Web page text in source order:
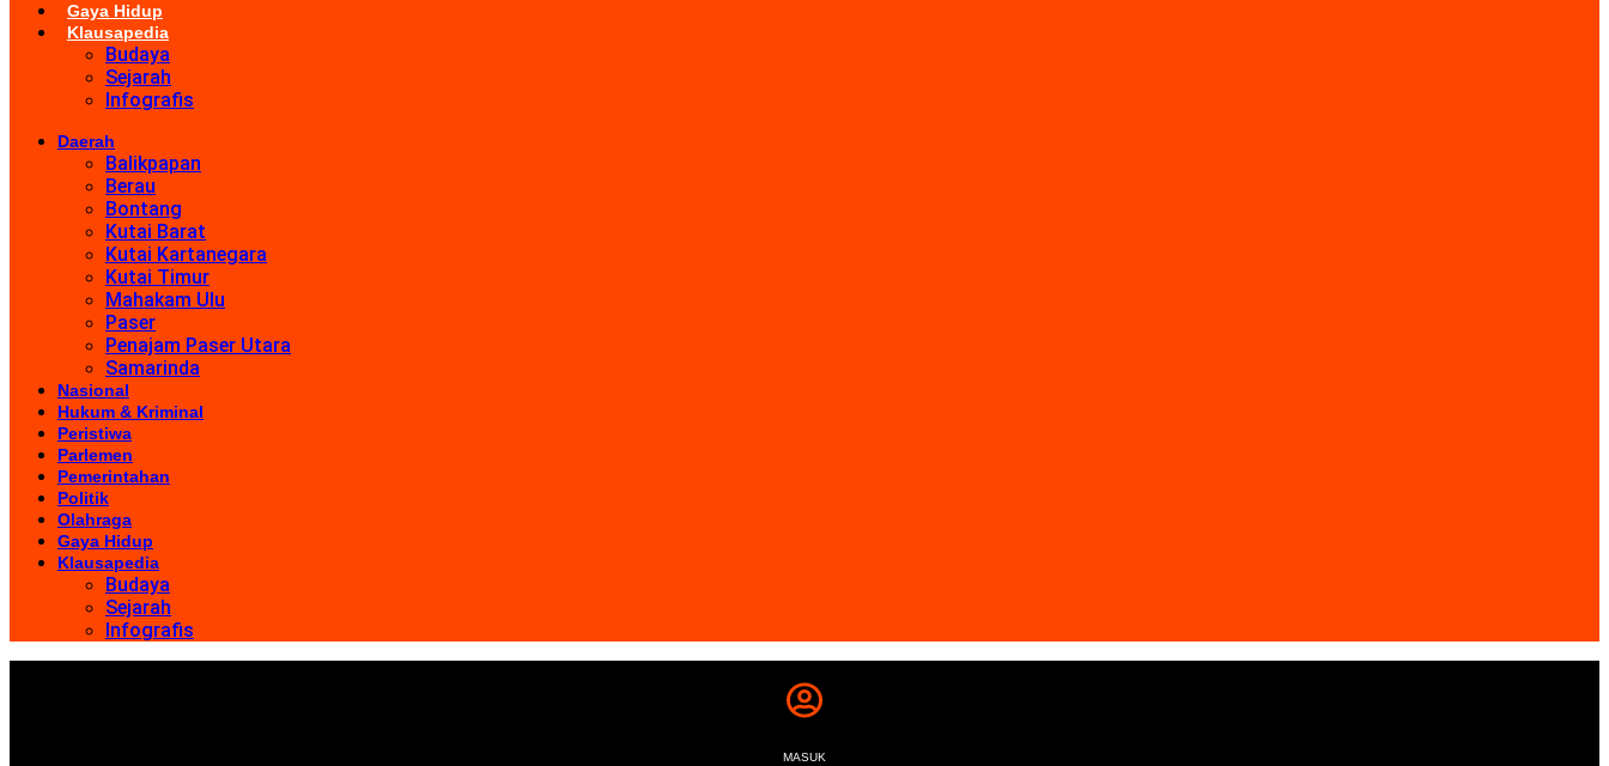
Gaya Hidup
Klausapedia
Budaya
Sejarah
Infografis
Daerah
Balikpapan
Berau
Bontang
Kutai Barat
Kutai Kartanegara
Kutai Timur
Mahakam Ulu
Paser
Penajam Paser Utara
Samarinda
Nasional
Hukum & Kriminal
Peristiwa
Parlemen
Pemerintahan
Politik
Olahraga
Gaya Hidup
Klausapedia
Budaya
Sejarah
Infografis
MASUK